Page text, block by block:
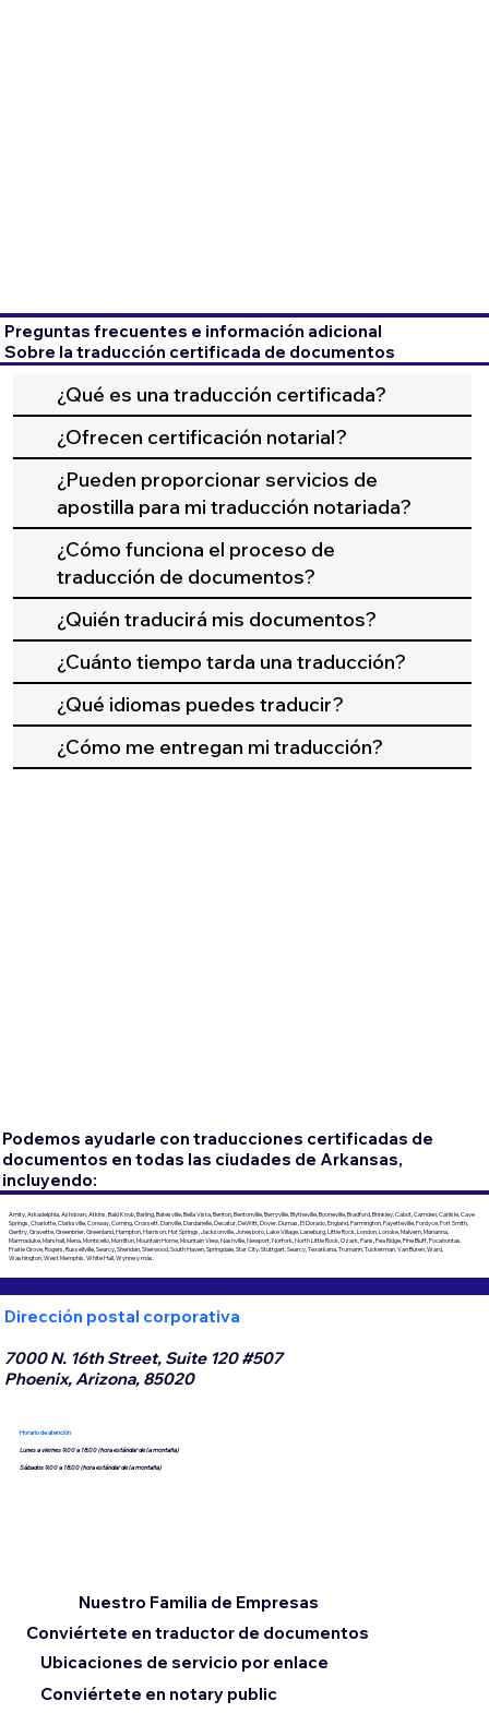
Preguntas frecuentes e información adicional
Sobre la traducción certificada de documentos
¿Qué es una traducción certificada?
¿Ofrecen certificación notarial?
¿Pueden proporcionar servicios de
apostilla para mi traducción notariada?
¿Cómo funciona el proceso de
traducción de documentos?
¿Quién traducirá mis documentos?
¿Cuánto tiempo tarda una traducción?
¿Qué idiomas puedes traducir?
¿Cómo me entregan mi traducción?
Podemos ayudarle con traducciones certificadas de
documentos en todas las ciudades de Arkansas,
incluyendo:
Amity, Arkadelphia, Ashdown, Atkins, Bald Knob, Barling, Batesville, Bella Vista, Benton, Bentonville, Berryville, Blytheville, Booneville, Bradford, Brinkley, Cabot, Camden, Carlisle, Cave
Springs, Charlotte, Clarksville, Conway, Corning, Crossett, Danville, Dardanelle, Decatur, DeWitt, Dover, Dumas, El Dorado, England, Farmington, Fayetteville, Fordyce, Fort Smith,
Gentry, Gravette, Greenbrier, Greenland, Hampton, Harrison, Hot Springs, Jacksonville, Jonesboro, Lake Village, Laneburg, Little Rock, London, Lonoke, Malvern, Marianna,
Marmaduke, Marshall, Mena, Monticello, Morrilton, Mountain Home, Mountain View, Nashville, Newport, Norfork, North Little Rock, Ozark, Paris, Pea Ridge, Pine Bluff, Pocahontas,
Prairie Grove, Rogers, Russellville, Searcy, Sheridan, Sherwood, South Haven, Springdale, Star City, Stuttgart, Searcy, Texarkana, Trumann, Tuckerman, Van Buren, Ward,
Washington, West Memphis, White Hall, Wynne y más.
Dirección postal corporativa
7000 N. 16th Street, Suite 120 #507
Phoenix, Arizona, 85020
Horario de atención
Lunes a viernes 9:00 a 18:00 (hora estándar de la montaña)
Sábados 9:00 a 18:00 (hora estándar de la montaña)
Conviértete en traductor de documentos
Ubicaciones de servicio por enlace
Nuestro Familia de Empresas
Conviértete en notary public